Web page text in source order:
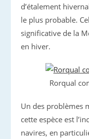
d’étalement
le plus probable.
significative de la
en hiver.
Rorqual
Un des problèmes
cette espèce est
navires, en